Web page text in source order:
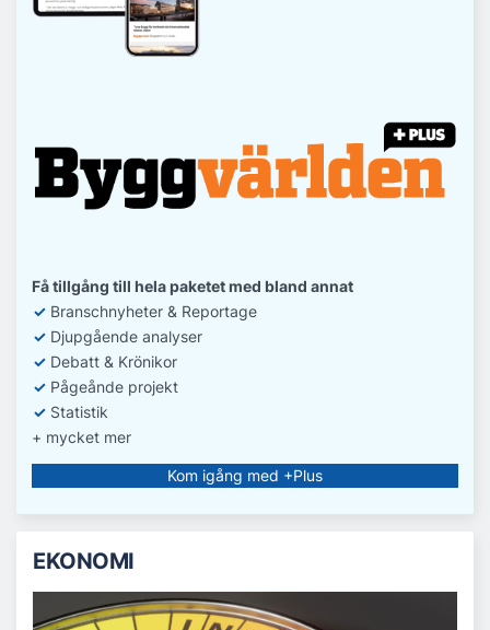
Få tillgång till hela paketet med bland annat
✓ Branschnyheter & Reportage
✓ Djupgående analyser
✓ Debatt & Krönikor
✓ Pågeånde projekt
✓ Statistik
+ mycket mer
Kom igång med +Plus
EKONOMI